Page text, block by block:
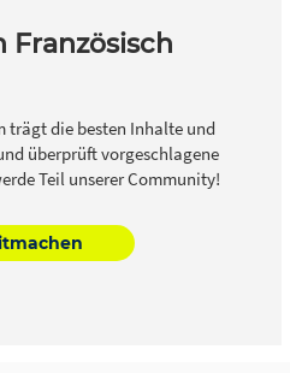
Französisch
trägt die besten Inhalte und
überprüft vorgeschlagene
Teil unserer Community!